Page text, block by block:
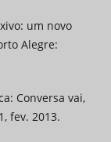
um novo
Alegre:
Conversa vai,
fev. 2013.